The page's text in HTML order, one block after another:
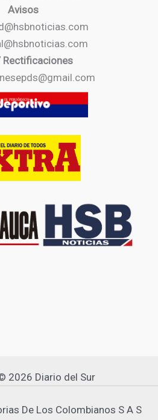
Avisos
Rectificaciones
2026 Diario del Sur
De Los Colombianos S A S